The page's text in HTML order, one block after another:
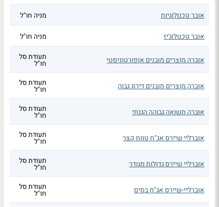
אובר טכנולוגיות מניה חו"ל
אובר טכנולוג'יז מניה חו"ל
אוברה מוצרים מובנים אופורטוניסטי תעודת סל
חו"ל
אוברה מוצרים מובנים דירוג גבוה תעודת סל
חו"ל
אוברה תשואה גבוהה הגנתי תעודת סל
חו"ל
אוברליי שיירס אג"ח טווח קצר תעודת סל
חו"ל
אוברליי שיירס גדולות מגודר תעודת סל
חו"ל
אוברליי-שיירס אג"ח בסיס תעודת סל
חו"ל